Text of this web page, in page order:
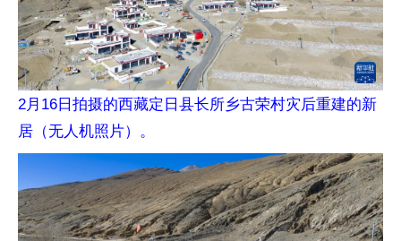
2月16日拍摄的西藏定日县长所乡古荣村灾后重建的新
居（无人机照片）。